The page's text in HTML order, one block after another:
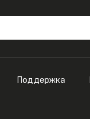
Поддержка